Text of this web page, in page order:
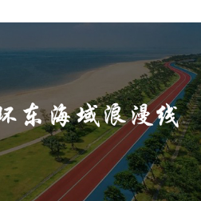
环东海域浪漫线
公园 AI人工智能
智慧公园
识别 智能灯杆
智能照明系统
智能大数据平台